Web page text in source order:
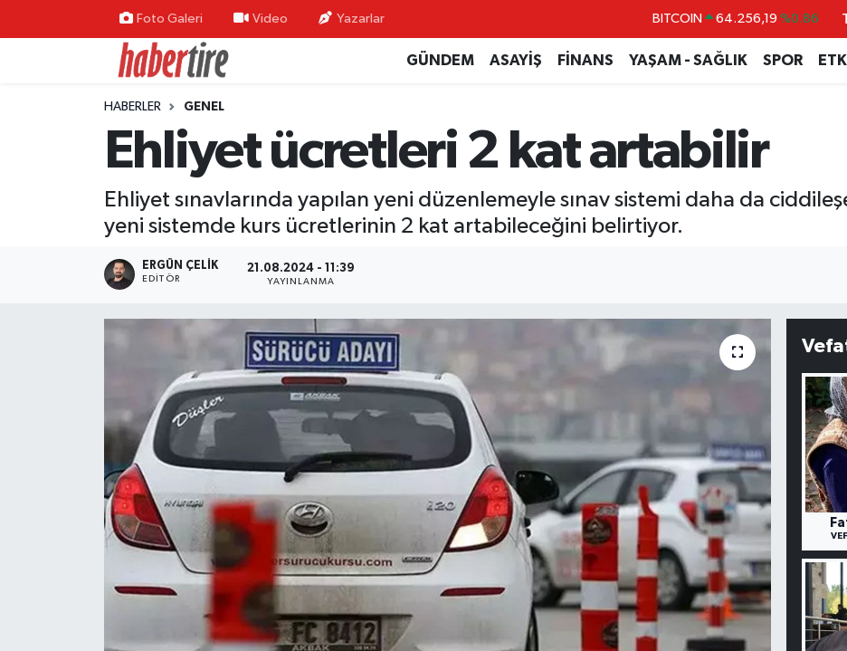
Foto Galeri Video Yazarlar
47,5834
EURO 54,9368 %0.14
GRAM ALTIN 6384.71
BİST100 13.688
GÜNDEM ASAYİŞ FİNANS YAŞAM - SAĞLIK SPOR
HABERLER GENEL
Ehliyet ücretleri 2 kat artabilir
Ehliyet sınavlarında yapılan yeni düzenlemeyle sınav sistemi daha da
yeni sistemde kurs ücretlerinin 2 kat artabileceğini belirtiyor.
ERGÜN ÇELIK
EDITÖR
21.08.2024 - 11:39
YAYINLANMA
Tire Nöbetçi Eczaneler
Tire Hava Durumu
Tire Trafik Yoğunluk Haritası
Süper Lig Puan Durumu ve Fikstür